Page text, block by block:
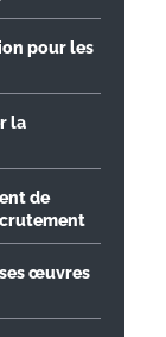
pour les
la
de
œuvres